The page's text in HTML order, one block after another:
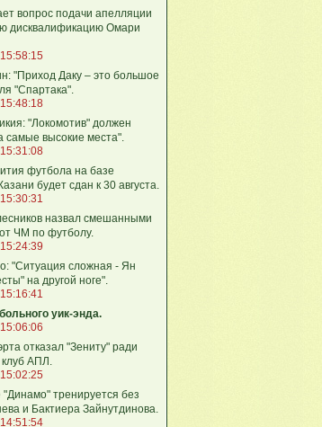
вопрос подачи апелляции
дисквалификацию Омари
"Приход Даку – это большое
"Спартака".
"Локомотив" должен
самые высокие места".
футбола на базе
будет сдан к 30 августа.
назвал смешанными
ЧМ по футболу.
"Ситуация сложная - Ян
на другой ноге".
уик-энда.
отказал "Зениту" ради
клуб АПЛ.
"Динамо" тренируется без
и Бактиера Зайнутдинова.